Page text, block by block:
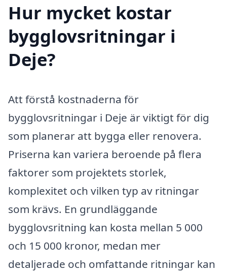
Hur mycket kostar
bygglovsritningar i
Deje?
Att förstå kostnaderna för
bygglovsritningar i Deje är viktigt för dig
som planerar att bygga eller renovera.
Priserna kan variera beroende på flera
faktorer som projektets storlek,
komplexitet och vilken typ av ritningar
som krävs. En grundläggande
bygglovsritning kan kosta mellan 5 000
och 15 000 kronor, medan mer
detaljerade och omfattande ritningar kan